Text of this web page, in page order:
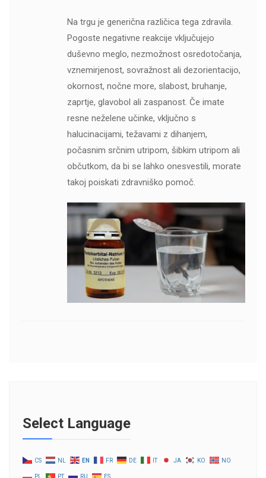
Na trgu je generična različica tega zdravila.
Pogoste negativne reakcije vključujejo
duševno meglo, nezmožnost osredotočanja,
vznemirjenost, sovražnost ali dezorientacijo,
okornost, nočne more, slabost, bruhanje,
zaprtje, glavobol ali zaspanost. Če imate
resne neželene učinke, vključno s
halucinacijami, težavami z dihanjem,
počasnim srčnim utripom, šibkim utripom ali
občutkom, da bi se lahko onesvestili, morate
takoj poiskati zdravniško pomoč.
Select Language
CS NL EN FR DE IT JA KO NO
PL PT RU ES